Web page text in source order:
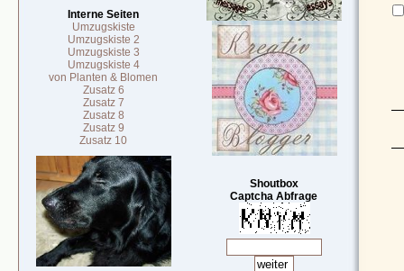
Interne Seiten
Umzugskiste
Umzugskiste 2
Umzugskiste 3
Umzugskiste 4
von Planten & Blomen
Zusatz 6
Zusatz 7
Zusatz 8
Zusatz 9
Zusatz 10
Shoutbox
Captcha Abfrage